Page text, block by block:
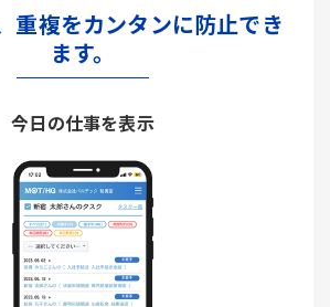
重複をカンタンに防止でき
ます。
今日の仕事を表示